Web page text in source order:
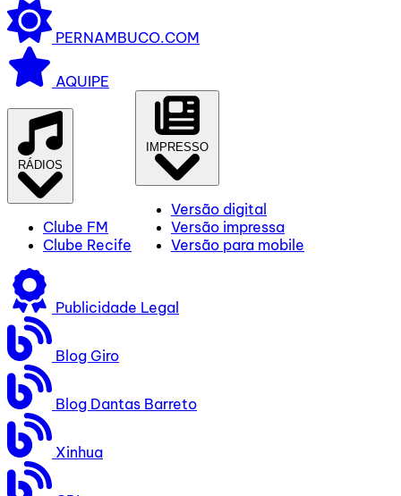
PERNAMBUCO.COM
AQUIPE
RÁDIOS
Clube FM
Clube Recife
IMPRESSO
Versão digital
Versão impressa
Versão para mobile
Publicidade Legal
Blog Giro
Blog Dantas Barreto
Xinhua